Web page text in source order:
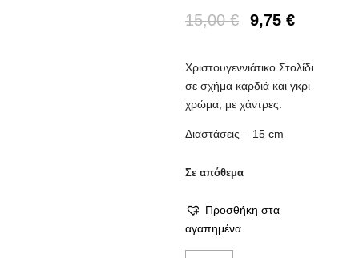
15,00€ 9,75€
Χριστουγεννιάτικο Στολίδι
σε σχήμα καρδιά και γκρι
χρώμα, με χάντρες.
Διαστάσεις – 15 cm
Σε απόθεμα
Προσθήκη στα
αγαπημένα